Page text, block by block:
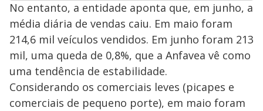
No entanto, a entidade aponta que, em junho, a
média diária de vendas caiu. Em maio foram
214,6 mil veículos vendidos. Em junho foram 213
mil, uma queda de 0,8%, que a Anfavea vê como
uma tendência de estabilidade.
Considerando os comerciais leves (picapes e
comerciais de pequeno porte), em maio foram